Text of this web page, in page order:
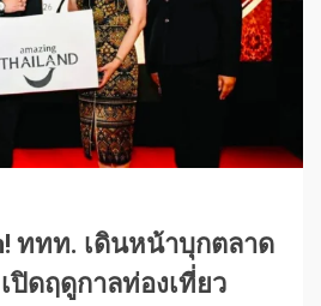
ททท. เดินหน้าบุกตลาด
ปิดฤดูกาลท่องเที่ยว